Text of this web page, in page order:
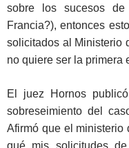
sobre los sucesos
Francia?), entonces
solicitados al Ministerio
no quiere ser la primera
El juez Hornos
sobreseimiento del
Afirmó que el ministerio